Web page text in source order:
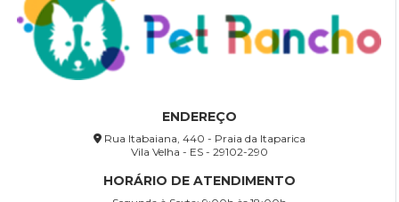
ENDEREÇO
Rua Itabaiana, 440 - Praia da Itaparica
Vila Velha - ES - 29102-290
HORÁRIO DE ATENDIMENTO